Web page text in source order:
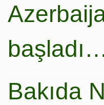
Bakıda